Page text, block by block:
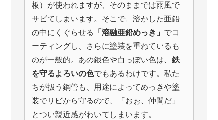
板）が使われますが、そのままでは雨風で
サビてしまいます。そこで、溶かした亜鉛
の中にくぐらせる
「溶融亜鉛めっき」 でコ
ーティングし、さらに塗装を重ねているも
のが一般的。あの銀色や白っぽい色は、 鉄
を守るよろいの色でもあるわけです。私た
ちが扱う鋼管も、用途によってめっきや塗
装でサビから守るので、「おぉ、仲間だ」
とつい親近感がわいてしまいます。